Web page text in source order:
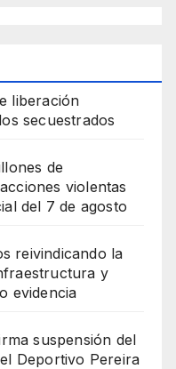
liberación
secuestrados
de
violentas
del 7 de agosto
reivindicando la
y
evidencia
suspensión del
Deportivo Pereira